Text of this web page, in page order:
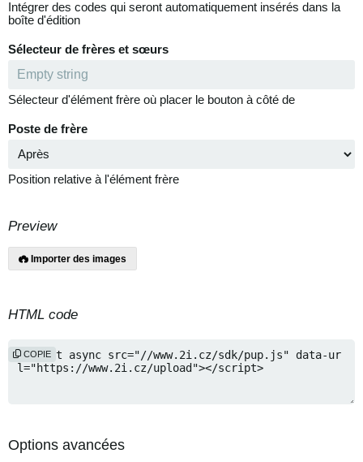
Intégrer des codes qui seront automatiquement insérés dans la
boîte d'édition
Sélecteur de frères et sœurs
Sélecteur d'élément frère où placer le bouton à côté de
Poste de frère
Position relative à l'élément frère
Preview
Importer des images
HTML code
COPIE
Options avancées